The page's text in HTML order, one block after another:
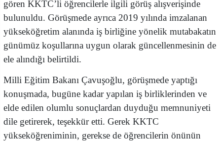
gören KKTC’li öğrencilerle ilgili görüş alışverişinde
bulunuldu. Görüşmede ayrıca 2019 yılında imzalanan
yükseköğretim alanında iş birliğine yönelik mutabakatın
günümüz koşullarına uygun olarak güncellenmesinin de
ele alındığı belirtildi.
Milli Eğitim Bakanı Çavuşoğlu, görüşmede yaptığı
konuşmada, bugüne kadar yapılan iş birliklerinden ve
elde edilen olumlu sonuçlardan duyduğu memnuniyeti
dile getirerek, teşekkür etti. Gerek KKTC
yükseköğreniminin, gerekse de öğrencilerin önünün